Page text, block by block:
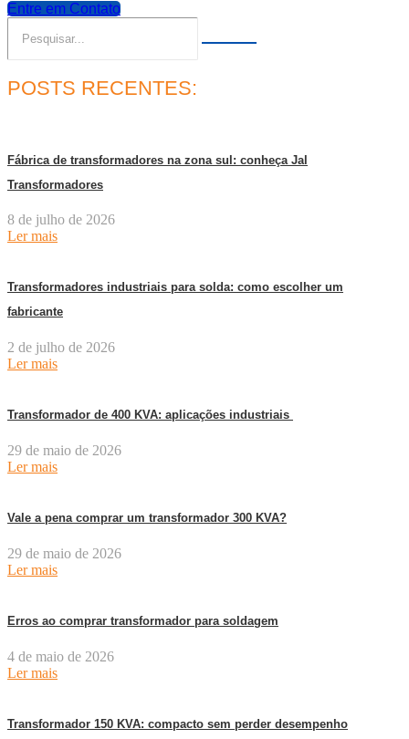
Entre em Contato
POSTS RECENTES:
Fábrica de transformadores na zona sul: conheça Jal
Transformadores
8 de julho de 2026
Ler mais
Transformadores industriais para solda: como escolher um
fabricante
2 de julho de 2026
Ler mais
Transformador de 400 KVA: aplicações industriais
29 de maio de 2026
Ler mais
Vale a pena comprar um transformador 300 KVA?
29 de maio de 2026
Ler mais
Erros ao comprar transformador para soldagem
4 de maio de 2026
Ler mais
Transformador 150 KVA: compacto sem perder desempenho